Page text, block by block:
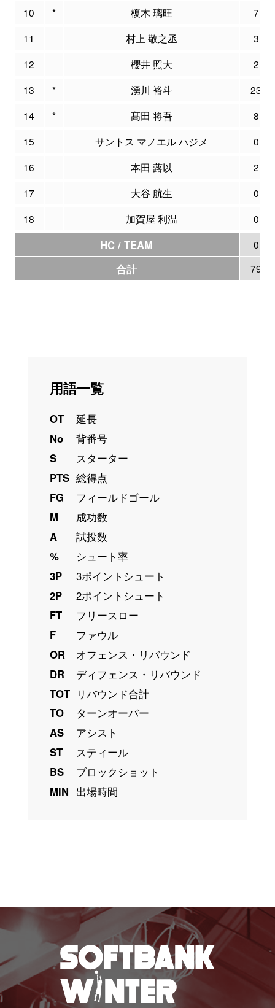
10 * 榎木 璃旺
7
11
村上 敬之丞
3
12
櫻井 照大
2
13
* 湧川 裕斗
23
14
* 髙田 将吾
8
15
サントス マノエル ハジメ
0
16
本田 蕗以
2
17
大谷 航生
0
18
加賀屋 利温 0
HC / TEAM 0
合計 79
用語一覧
OT
延長
No
背番号
S
スターター
PTS 総得点
FG
フィールドゴール
M
成功数
A
試投数
%
シュート率
3P
3ポイントシュート
2P
2ポイントシュート
FT
フリースロー
F
ファウル
OR
オフェンス・リバウンド
DR
ディフェンス・リバウンド
TOT リバウンド合計
TO
ターンオーバー
AS
アシスト
ST
スティール
BS
ブロックショット
MIN 出場時間